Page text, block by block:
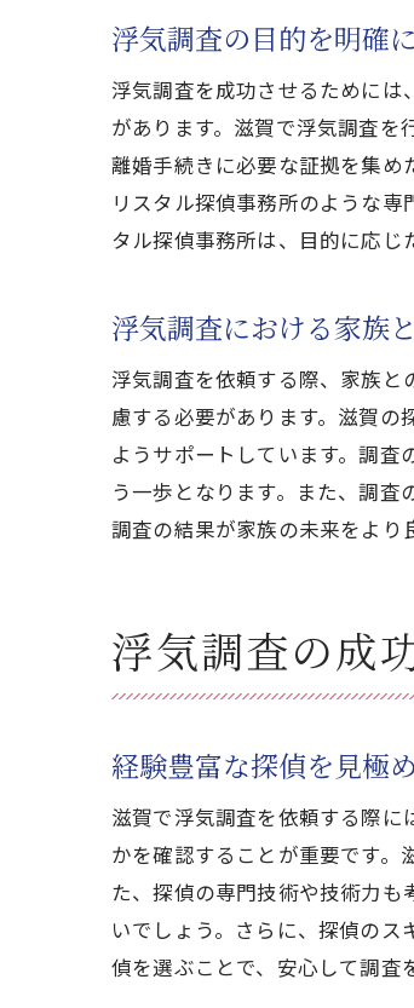
浮気調査の目的を明確
浮気調査を成功させるためには
があります。滋賀で浮気調査を
離婚手続きに必要な証拠を集め
リスタル探偵事務所のような
タル探偵事務所は、目的に応じ
浮気調査における家族
浮気調査を依頼する際、家族と
慮する必要があります。滋賀
ようサポートしています。調
う一歩となります。また、調
調査の結果が家族の未来をより
浮気調査の成
経験豊富な探偵を見極
滋賀で浮気調査を依頼する際
かを確認することが重要です。
た、探偵の専門技術や技術力
いでしょう。さらに、探偵の
偵を選ぶことで、安心して調査